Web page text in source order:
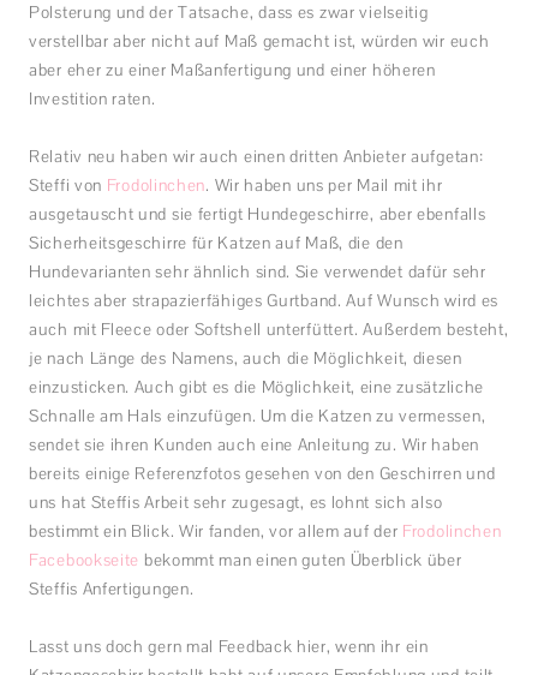
Polsterung und der Tatsache, dass es zwar vielseitig
verstellbar aber nicht auf Maß gemacht ist, würden wir euch
aber eher zu einer Maßanfertigung und einer höheren
Investition raten.
Relativ neu haben wir auch einen dritten Anbieter aufgetan:
Steffi von Frodolinchen. Wir haben uns per Mail mit ihr
ausgetauscht und sie fertigt Hundegeschirre, aber ebenfalls
Sicherheitsgeschirre für Katzen auf Maß, die den
Hundevarianten sehr ähnlich sind. Sie verwendet dafür sehr
leichtes aber strapazierfähiges Gurtband. Auf Wunsch wird es
auch mit Fleece oder Softshell unterfüttert. Außerdem besteht,
je nach Länge des Namens, auch die Möglichkeit, diesen
einzusticken. Auch gibt es die Möglichkeit, eine zusätzliche
Schnalle am Hals einzufügen. Um die Katzen zu vermessen,
sendet sie ihren Kunden auch eine Anleitung zu. Wir haben
bereits einige Referenzfotos gesehen von den Geschirren und
uns hat Steffis Arbeit sehr zugesagt, es lohnt sich also
bestimmt ein Blick. Wir fanden, vor allem auf der Frodolinchen
Facebookseite bekommt man einen guten Überblick über
Steffis Anfertigungen.
Lasst uns doch gern mal Feedback hier, wenn ihr ein